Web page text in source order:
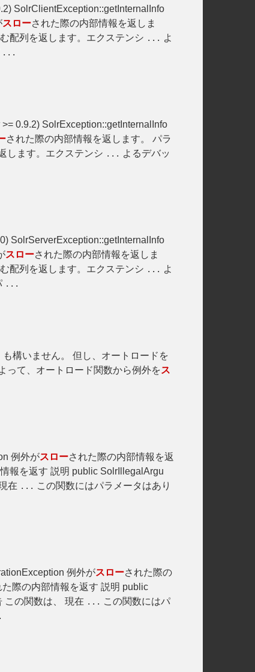
SolrClientException::getInternalInfo
スローされた際の内部情報を返しま
配列を返します。エクステンシ ... よ
...
>= 0.9.2) SolrException::getInternalInfo
された際の内部情報を返します。 パラ
します。エクステンシ ... よるデバッ
SolrServerException::getInternalInfo
スローされた際の内部情報を返しま
配列を返します。エクステンシ ... よ
...
も構いません。 但し、オートロードを
って、オートロード関数から例外をス
例外がスローされた際の内部情報を返
報を返す 説明 public SolrIllegalArgu
在 ... この関数にはパラメータはあり
例外がスローされた際の
た際の内部情報を返す 説明 public
この関数は、 現在 ... この関数にはパ